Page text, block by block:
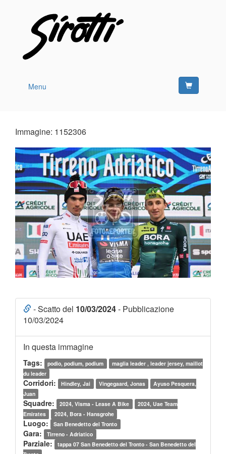
Menu
Immagine: 1152306
- Scatto del 10/03/2024- Pubblicazione
10/03/2024
In questa immagine
Tags: podio, podium, podium
maglia leader , leader jersey, maillot
du leader
Corridori: Hindley, Jai Vingegaard, Jonas
Ayuso Pesquera,
Juan
Squadre: 2024, Visma - Lease A Bike
2024, Uae Team
Emirates
2024, Bora - Hansgrohe
Luogo: San Benedetto del Tronto
Gara: Tirreno - Adriatico
Parziale:
tappa 07 San Benedetto del Tronto - San Benedetto del